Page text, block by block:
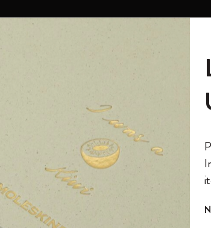
ノートブック
The Original Notebook
ミニノートブックチャ
カイエ ＆ ジャーナル
ダイアリー
パーソナル・ダイアリー
12カ月ダイアリー
15ヶ月プランナー
すべて見る
スマートライティング
モレスキンスマートス
アプリ・サービス
モレスキンスマート
Blackwing x モレスキン
Kaweco x モレスキン
ペン & ペンシル
Reframe サングラス
ムーミン コレクション
キム・ジョンギコレク
「Alice's Adventures in
キム・ジョンギコレク
Impressions of
ン
カサ・バトリョ 限定版
すべて見る
バックパック
限定版バックパック
Shopper paper – made
アートを愛する方への
プロフェッショナルへの
ミニマリストへの贈り物
マキシマリストへの贈り
カントリー・テーマ・
ション
プライドをいつも胸に
Mardi Mercredi × モレスキ
グ・シス
スマートライティング
スマートノートブック
スマートダイアリー
スマート
Notes
モレスキン Journal
モレスキン Planner
パーソナライズサ
ク
ャーム
シップ
録
のご購入時に10% オフと送料無料
ズの2冊ご購入で1冊無料
の割引（1ヶ月有効）
レクションへの先行アクセス
定の特別サプライズ
: お得な情報をいち早くチェック
: 優先アクセス
6,500円以上のご